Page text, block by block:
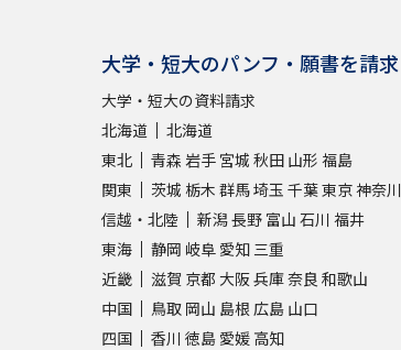
大学・短大のパンフ・願書を請求
大学・短大の資料請求
北海道
北海道
東北
青森 岩手 宮城 秋田 山形 福島
関東
茨城 栃木 群馬埼玉 千葉東京神奈川
信越・北陸
新潟長野 富山 石川 福井
東海
静岡 岐阜 愛知 三重
近畿
滋賀 京都 大阪兵庫奈良 和歌山
中国
鳥取 岡山 島根 広島 山口
四国
香川 徳島 愛媛 高知